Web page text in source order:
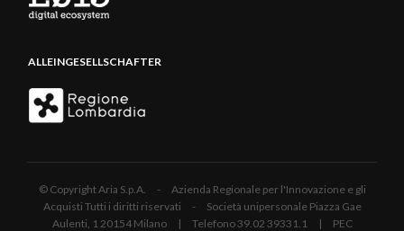
ALLEINGESELLSCHAFTER
© Copyright Aria S.p.A. - Azienda Regionale per l'Innovazione e gli
Acquisti Tutti i diritti riservati - Società unipersonale Piazza Gae
Aulenti, 1 20154 Milano | Telefono 39.02 39331.1 | PEC